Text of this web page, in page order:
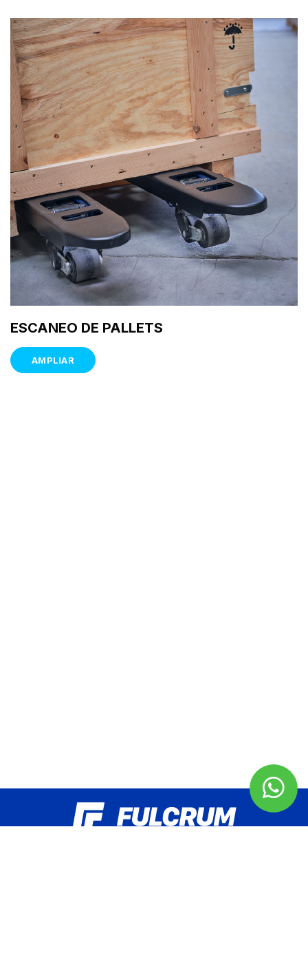
ESCANEO DE PALLETS
AMPLIAR